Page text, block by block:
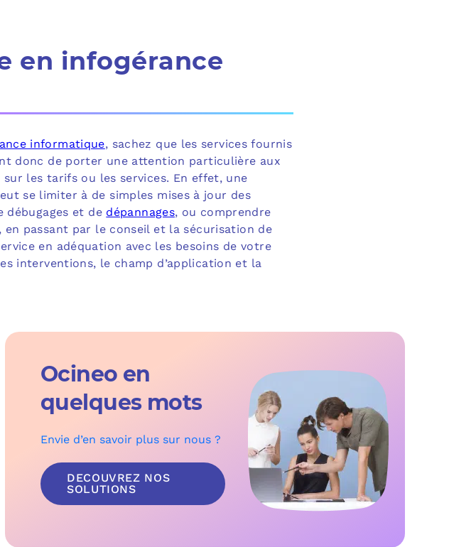
en infogérance
informatique, sachez que les services fournis
donc de porter une attention particulière aux
les tarifs ou les services. En effet, une
se limiter à de simples mises à jour des
et de dépannages, ou comprendre
passant par le conseil et la sécurisation de
en adéquation avec les besoins de votre
interventions, le champ d’application et la
Ocineo en
quelques mots
Envie d’en savoir plus sur nous ?
DECOUVREZ NOS
SOLUTIONS